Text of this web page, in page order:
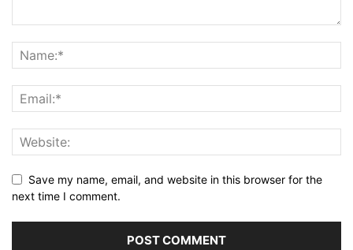
Save my name, email, and website in this browser for the
next time I comment.